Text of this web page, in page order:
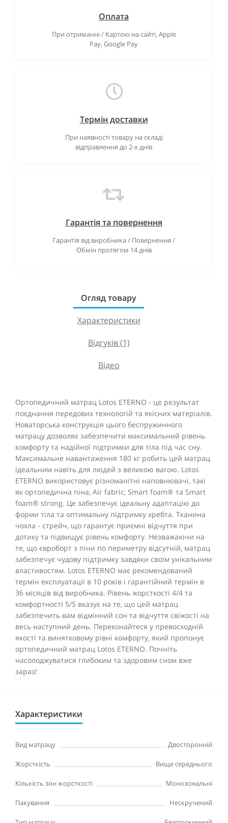
Оплата
При отриманні / Картою на сайті, Apple
Pay, Google Pay
Термін доставки
При наявності товару на складі
відправлення до 2-х днів
Гарантiя та повернення
Гарантія від виробника / Повернення /
Обмін протягом 14 днів
Огляд товару
Характеристики
Відгуків (1)
Відео
Ортопедичний матрац Lotos ETERNO - це результат
поєднання передових технологій та якісних матеріалів.
Новаторська конструкція цього беспружинного
матрацу дозволяє забезпечити максимальний рівень
комфорту та надійної підтримки для тіла під час сну.
Максимальне навантаження 180 кг робить цей матрац
ідеальним навіть для людей з великою вагою. Lotos
ETERNO використовує різноманітні наповнювачі, такі
як ортопедична піна, Air fabric, Smart foam® та Smart
foam® strong. Це забезпечує ідеальну адаптацію до
форми тіла та оптимальну підтримку хребта. Тканина
чохла - стрейч, що гарантує приємні відчуття при
дотику та підвищує рівень комфорту. Незважаючи на
те, що євроборт з піни по периметру відсутній, матрац
забезпечує чудову підтримку завдяки своїм унікальним
властивостям. Lotos ETERNO має рекомендований
термін експлуатації в 10 років і гарантійний термін в
36 місяців від виробника. Рівень жорсткості 4/4 та
комфортності 5/5 вказує на те, що цей матрац
забезпечить вам відмінний сон та відчуття свіжості на
весь наступний день. Переконайтеся у превосходній
якості та винятковому рівні комфорту, який пропонує
ортопедичний матрац Lotos ETERNO. Почніть
насолоджуватися глибоким та здоровим сном вже
зараз!
Характеристики
Вид матрацу Двосторонній
Жорсткість Вище середнього
Кількість зон жорсткості Монозональні
Пакування Нескручений